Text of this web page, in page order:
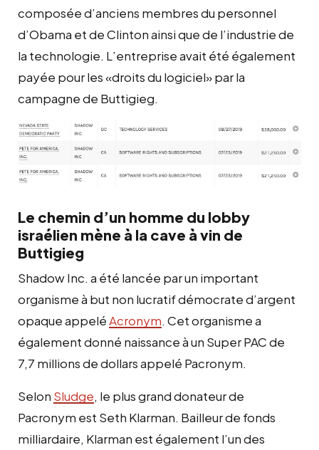
composée d’anciens membres du personnel
d’Obama et de Clinton ainsi que de l’industrie de
la technologie. L’entreprise avait été également
payée pour les «droits du logiciel» par la
campagne de Buttigieg.
Le chemin d’un homme du lobby
israélien mène à la cave à vin de
Buttigieg
Shadow Inc. a été lancée par un important
organisme à but non lucratif démocrate d’argent
opaque appeléAcronym. Cet organisme a
également donné naissance à un Super PAC de
7,7 millions de dollars appelé Pacronym.
Selon Sludge, le plus grand donateur de
Pacronym est Seth Klarman. Bailleur de fonds
milliardaire, Klarman est également l’un des